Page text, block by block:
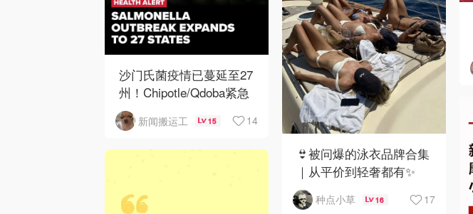
沙门氏菌疫情已蔓延至27
州！Chipotle/Qdoba紧急
下架辣椒
新闻搬运工 15 14
👙被问爆的泳衣品牌合集
｜从平价到轻奢都有✨
种点小草 16 17